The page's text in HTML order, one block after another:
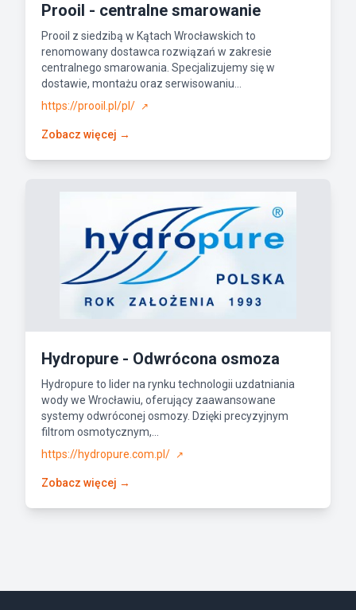
Prooil - centralne smarowanie
Prooil z siedzibą w Kątach Wrocławskich to
renomowany dostawca rozwiązań w zakresie
centralnego smarowania. Specjalizujemy się w
dostawie, montażu oraz serwisowaniu...
https://prooil.pl/pl/
↗
Zobacz więcej →
Hydropure - Odwrócona osmoza
Hydropure to lider na rynku technologii uzdatniania
wody we Wrocławiu, oferujący zaawansowane
systemy odwróconej osmozy. Dzięki precyzyjnym
filtrom osmotycznym,...
https://hydropure.com.pl/
↗
Zobacz więcej →